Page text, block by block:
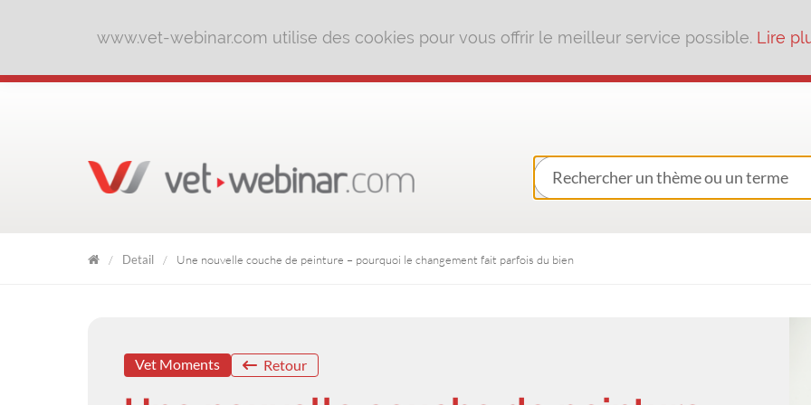
www.vet-webinar.com utilise des cookies pour vous offrir le meilleur service possible. Lire
Detail Une nouvelle couche de peinture – pourquoi le changement fait parfois du bien
Vet Moments Retour